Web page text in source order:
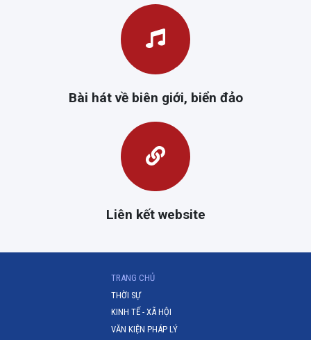
Bài hát về biên giới, biển đảo
Liên kết website
TRANG CHỦ(CURRENT)
THỜI SỰ
KINH TẾ - XÃ HỘI
VĂN KIỆN PHÁP LÝ